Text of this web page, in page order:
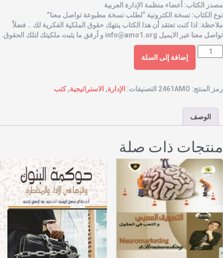
الكتاب: أعضاء منظمة الإدارة العربية
الكتاب: نسخة الكترونية “لطلب نسخة مطبوعة تواصل معنا”
اذا كنت تعتقد أن هذا الكتاب ينتهك حقوق الملكية الفكرية لك .. فضلاً
معنا عبر الايميل info@amo1.orgو أرفق ما يثبت ملكيتك لتلك الحقوق.
إضافة إلى السلة
المنتج: 2461AMO التصنيفات: الإدارة, الاستراتيجية,كتب
الوصف
ذات صلة